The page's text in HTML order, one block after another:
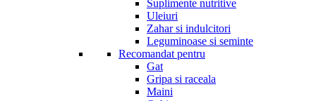
Suplimente nutritive
Uleiuri
Zahar si indulcitori
Leguminoase si seminte
Recomandat pentru
Gat
Gripa si raceala
Maini